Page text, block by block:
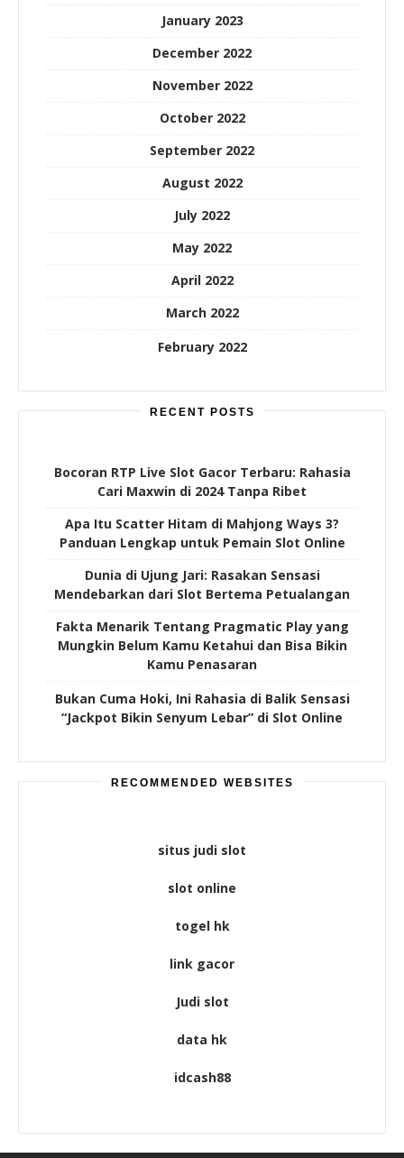
January 2023
December 2022
November 2022
October 2022
September 2022
August 2022
July 2022
May 2022
April 2022
March 2022
February 2022
RECENT POSTS
Bocoran RTP Live Slot Gacor Terbaru: Rahasia
Cari Maxwin di 2024 Tanpa Ribet
Apa Itu Scatter Hitam di Mahjong Ways 3?
Panduan Lengkap untuk Pemain Slot Online
Dunia di Ujung Jari: Rasakan Sensasi
Mendebarkan dari Slot Bertema Petualangan
Fakta Menarik Tentang Pragmatic Play yang
Mungkin Belum Kamu Ketahui dan Bisa Bikin
Kamu Penasaran
Bukan Cuma Hoki, Ini Rahasia di Balik Sensasi
“Jackpot Bikin Senyum Lebar” di Slot Online
RECOMMENDED WEBSITES
situs judi slot
slot online
togel hk
link gacor
Judi slot
data hk
idcash88